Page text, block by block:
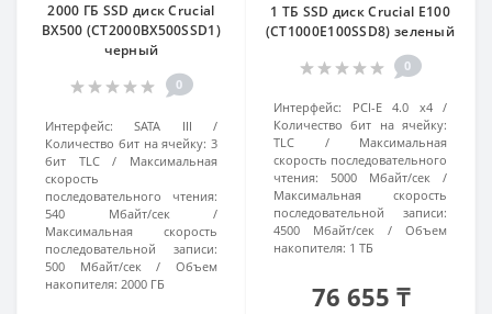
2000 ГБ SSD диск Crucial
BX500 (CT2000BX500SSD1)
черный
0
Интерфейс:
SATA III
Количество бит на ячейку: 3
бит TLC
Максимальная
скорость
последовательного чтения:
540 Мбайт/сек
Максимальная скорость
последовательной записи:
500 Мбайт/сек
Объем
накопителя: 2000 ГБ
1 ТБ SSD диск Crucial E100
(CT1000E100SSD8) зеленый
0
Интерфейс:
PCI-E 4.0 x4
Количество бит на ячейку:
TLC
Максимальная
скорость последовательного
чтения:
5000 Мбайт/сек
Максимальная скорость
последовательной записи:
4500 Мбайт/сек
Объем
накопителя: 1 ТБ
76 655 ₸